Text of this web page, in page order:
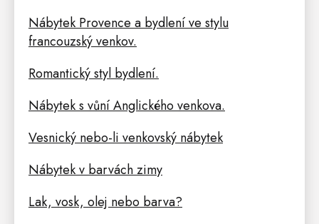
Nábytek Provence a bydlení ve stylu
francouzský venkov.
Romantický styl bydlení.
Nábytek s vůní Anglického venkova.
Vesnický nebo-li venkovský nábytek
Nábytek v barvách zimy
Lak, vosk, olej nebo barva?